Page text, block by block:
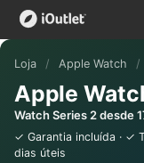
Loja / Apple Watch /
Apple
Watch Series 2 desde
✓ Garantia incluída · ✓
dias úteis